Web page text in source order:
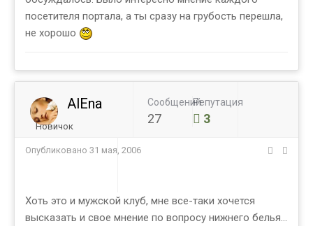
посетителя портала, а ты сразу на грубость перешла,
не хорошо
AlEna
Новичок
Сообщений
27
Репутация
3
Опубликовано 31 мая, 2006
Хоть это и мужской клуб, мне все-таки хочется
высказать и свое мнение по вопросу нижнего белья...